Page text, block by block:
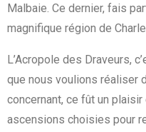
Malbaie. Ce dernier, fais
magnifique région de
L’Acropole des Draveurs,
que nous voulions réaliser
concernant, ce fût un
ascensions choisies pour